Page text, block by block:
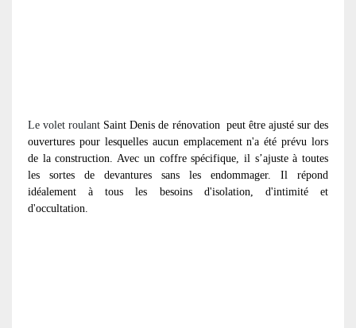
Le volet roulant Saint Denis de rénovation peut être ajusté sur des
ouvertures pour lesquelles aucun emplacement n'a été prévu lors
de la construction. Avec un coffre spécifique, il s’ajuste à toutes
les sortes de devantures sans les endommager. Il répond
idéalement à tous les besoins d'isolation, d'intimité et
d'occultation.